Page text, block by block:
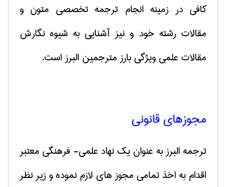
کافی در زمینه انجام ترجمه تخصصی متون و
مقالات رشته خود و نیز آشنایی به شیوه نگارش
مقالات علمی ویژگی بارز مترجمین البرز است.
مجوزهای قانونی
ترجمه البرز به عنوان یک نهاد علمی- فرهنگی معتبر
اقدام به اخذ تمامی مجوز های لازم نموده و زیر نظر